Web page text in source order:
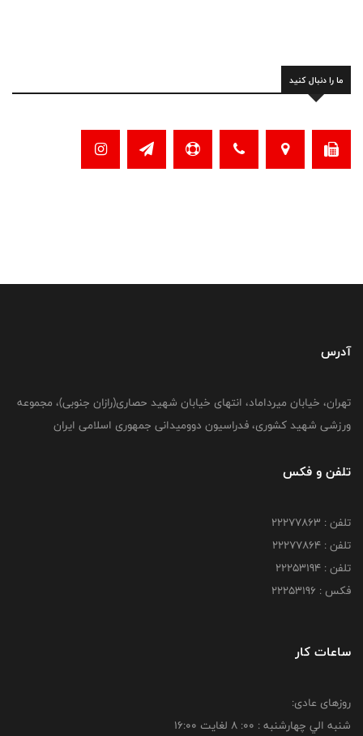
ما را دنبال کنید
آدرس
تهران، خیابان میرداماد، انتهای خیابان شهید حصاری(رازان جنوبی)، مجموعه
ورزشی شهید کشوری، فدراسیون دوومیدانی جمهوری اسلامی ایران
تلفن و فکس
تلفن : 22277863
تلفن : 22277864
تلفن : 22253194
فکس : 22253196
ساعات کار
روزهای عادی:
شنبه الي چهارشنبه : 00: 8 لغايت 16:00